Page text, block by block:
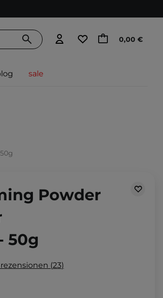
0,00 €
sale
Powder
50g
23